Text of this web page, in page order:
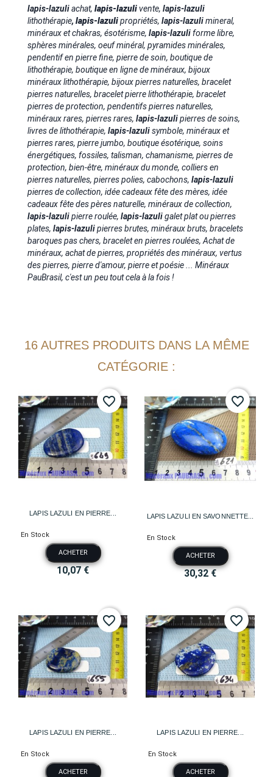
lapis-lazuliachat, lapis-lazulivente, lapis-lazuli
lithothérapie, lapis-lazulipropriétés, lapis-lazulimineral,
minéraux et chakras, ésotérisme, lapis-lazuliforme libre,
sphères minérales, oeuf minéral, pyramides minérales,
pendentif en pierre fine, pierre de soin, boutique de
lithothérapie, boutique en ligne de minéraux, bijoux
minéraux lithothérapie, bijoux pierres naturelles, bracelet
pierres naturelles, bracelet pierre lithothérapie, bracelet
pierres de protection, pendentifs pierres naturelles,
minéraux rares, pierres rares, lapis-lazulipierres de soins,
livres de lithothérapie, lapis-lazulisymbole, minéraux et
pierres rares, pierre jumbo, boutique ésotérique, soins
énergétiques, fossiles, talisman, chamanisme, pierres de
protection, bien-être, minéraux du monde, colliers en
pierres naturelles, pierres polies, cabochons, lapis-lazuli
pierres de collection, idée cadeaux fête des mères, idée
cadeaux fête des pères naturelle, minéraux de collection,
lapis-lazulipierre roulée, lapis-lazuligalet plat ou pierres
plates, lapis-lazulipierres brutes, minéraux bruts, bracelets
baroques pas chers, bracelet en pierres roulées, Achat de
minéraux, achat de pierres, propriétés des minéraux, vertus
des pierres, pierre d'amour, pierre et poésie ... Minéraux
PauBrasil, c'est un peu tout cela à la fois !
16 AUTRES PRODUITS DANS LA MÊME
CATÉGORIE :
LAPIS LAZULI EN PIERRE...
En Stock
ACHETER
10,07 €
favorite_border
LAPIS LAZULI EN SAVONNETTE...
En Stock
ACHETER
30,32 €
favorite_border
LAPIS LAZULI EN PIERRE...
En Stock
ACHETER
favorite_border
LAPIS LAZULI EN PIERRE...
En Stock
ACHETER
favorite_border